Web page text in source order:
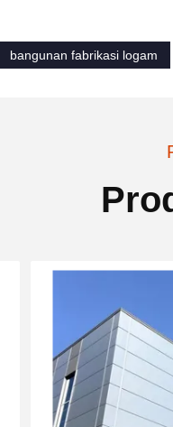
bangunan fabrikasi logam